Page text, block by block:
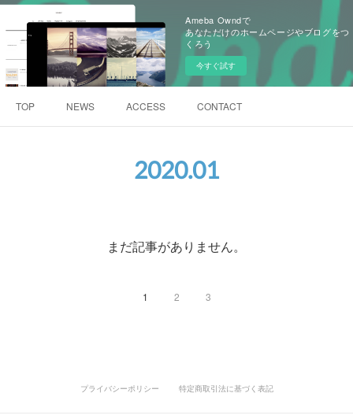
Ameba Owndで
あなただけのホームページやブログをつ
くろう
今すぐ試す
TOP NEWS ACCESS CONTACT
2020.01
まだ記事がありません。
1 2 3
プライバシーポリシー 特定商取引法に基づく表記